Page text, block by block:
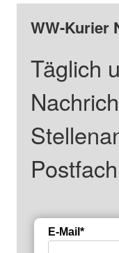
WW-Kurier
Täglich
E-Mail*